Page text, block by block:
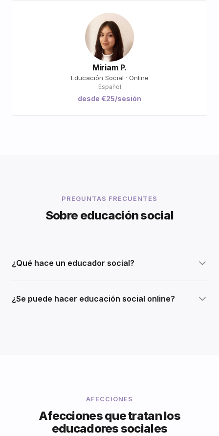
Miriam P.
Educación Social · Online
Español
desde €25/sesión
PREGUNTAS FRECUENTES
Sobre educación social
¿Qué hace un educador social?
¿Se puede hacer educación social online?
AFECCIONES
Afecciones que tratan los
educadores sociales